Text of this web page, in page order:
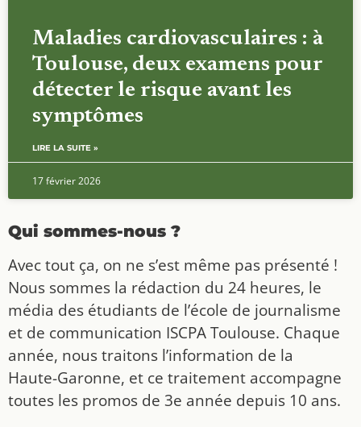
Maladies cardiovasculaires : à
Toulouse, deux examens pour
détecter le risque avant les
symptômes
LIRE LA SUITE »
17 février 2026
Qui sommes-nous ?
Avec tout ça, on ne s’est même pas présenté !
Nous sommes la rédaction du 24 heures, le
média des étudiants de l’école de journalisme
et de communication ISCPA Toulouse. Chaque
année, nous traitons l’information de la
Haute-Garonne, et ce traitement accompagne
toutes les promos de 3e année depuis 10 ans.